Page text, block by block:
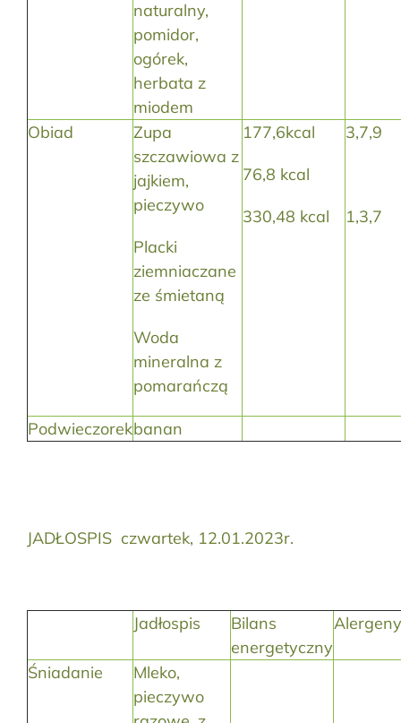
naturalny,
pomidor,
ogórek,
herbata z
miodem
Obiad
Zupa
szczawiowa z
jajkiem,
pieczywo
Placki
ziemniaczane
ze śmietaną
Woda
mineralna z
pomarańczą
177,6kcal
76,8 kcal
330,48 kcal
3,7,9
1,3,7
Podwieczorekbanan
JADŁOSPIS czwartek, 12.01.2023r.
Jadłospis
Bilans
energetyczny
Alergeny
Śniadanie
Mleko,
pieczywo